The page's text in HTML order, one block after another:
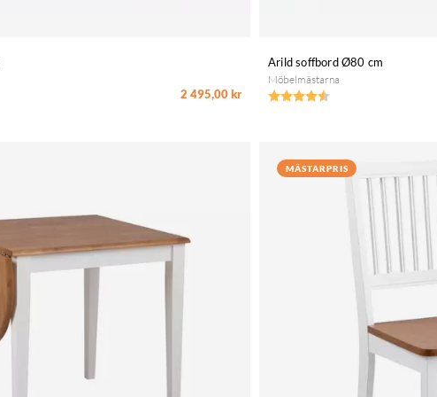
2 495,00 kr
Arild soffbord Ø80 cm
Möbelmästarna
Betyg:
4.5 utav 5 stjärnor
MÄSTARPRIS